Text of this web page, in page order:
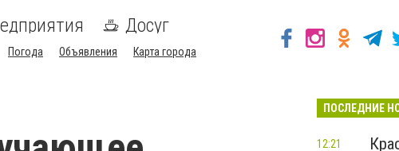
Досуг
Погода Объявления Карта города
ПОСЛЕДНИЕ
12:21